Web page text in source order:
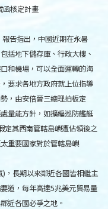
核定計畫
告指出，中國近期在永暑
括地下儲存庫、行政大樓、
和機場，可以全面運轉的海
要求各地方政府就上位指導
，由安倍晉三總理拍板定
量能方針，如擴編巡防艦艇
定其西南管轄島嶼遭佔領後之
重要國家對於管轄島嶼
，長期以來鄰近各國皆相繼主
道，每年高達5兆美元貿易量
近各國必爭之地。